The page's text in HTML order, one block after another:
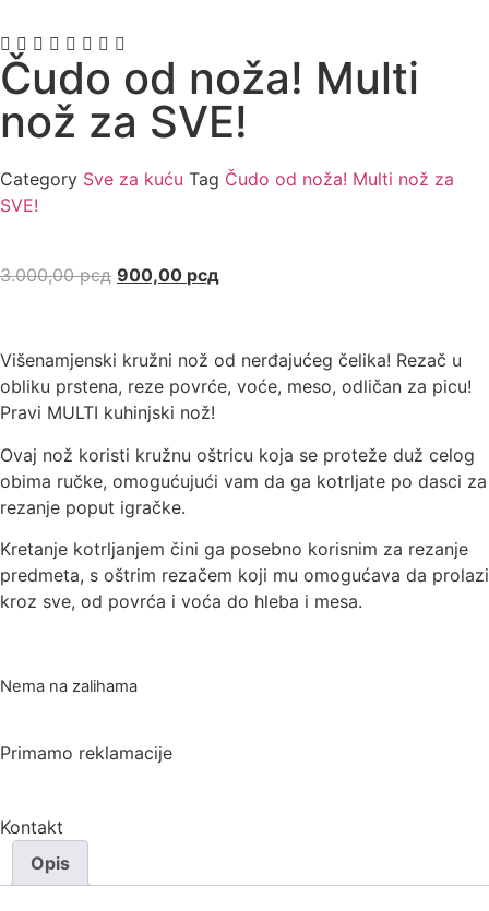
Čudo od noža! Multi
nož za SVE!
Category Sve za kuću Tag Čudo od noža! Multi nož za
SVE!
3.000,00рсд 900,00 рсд
Višenamjenski kružni nož od nerđajućeg čelika! Rezač u
obliku prstena, reze povrće, voće, meso, odličan za picu!
Pravi MULTI kuhinjski nož!
Ovaj nož koristi kružnu oštricu koja se proteže duž celog
obima ručke, omogućujući vam da ga kotrljate po dasci za
rezanje poput igračke.
Kretanje kotrljanjem čini ga posebno korisnim za rezanje
predmeta, s oštrim rezačem koji mu omogućava da prolazi
kroz sve, od povrća i voća do hleba i mesa.
Nema na zalihama
Primamo reklamacije
Kontakt
Opis